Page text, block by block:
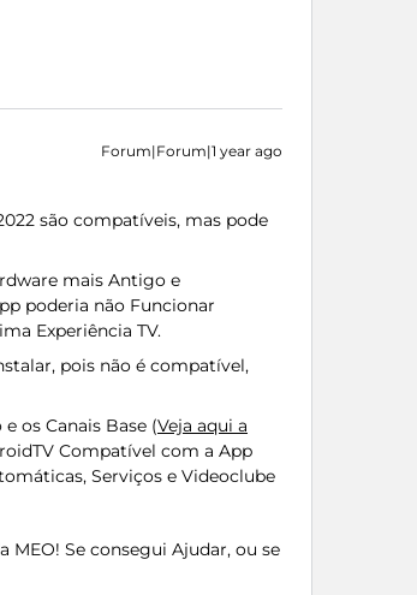
Forum|Forum|1 year ago
são compatíveis, mas pode
mais Antigo e
poderia não Funcionar
Experiência TV.
pois não é compatível,
os Canais Base (Veja aqui a
Compatível com a App
Serviços e Videoclube
Se consegui Ajudar, ou se